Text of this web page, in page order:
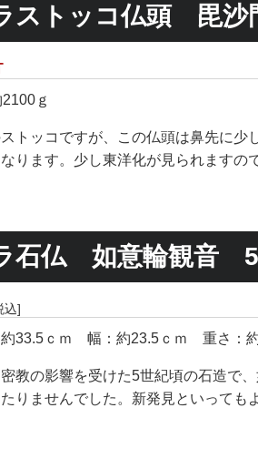
ストッコ仏頭 毘
ｇ
トッコですが、この仏頭は鼻先に少
ります。少し東洋化が見られますの
石仏 如意輪観音
込]
約33.5ｃｍ 幅：約23.5ｃｍ 重さ：
教の影響を受けた5世紀頃の石造で
りませんでした。新発見といっても